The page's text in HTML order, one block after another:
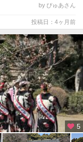
by ぴゅあさん
投稿日：4ヶ月前
5